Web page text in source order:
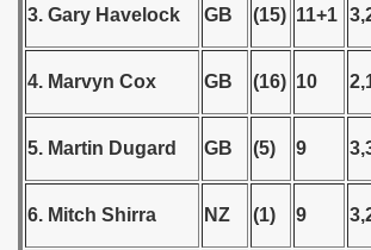
3. Gary Havelock GB (15) 11+1
4. Marvyn Cox GB (16) 10
5. Martin Dugard GB (5) 9
6. Mitch Shirra NZ (1) 9
1946